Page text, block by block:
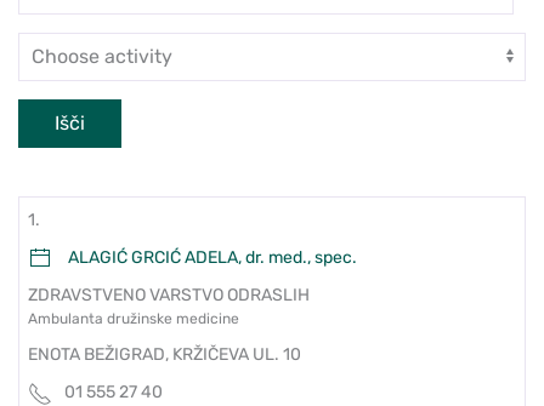
Dejavnost
Išči
1.
ALAGIĆ GRCIĆ ADELA, dr. med., spec.
ZDRAVSTVENO VARSTVO ODRASLIH
Ambulanta družinske medicine
ENOTA BEŽIGRAD, KRŽIČEVA UL. 10
01 555 27 40